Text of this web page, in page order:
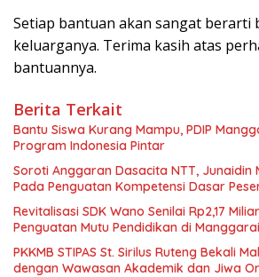
Setiap bantuan akan sangat berarti
keluarganya. Terima kasih atas
bantuannya.
Berita Terkait
Bantu Siswa Kurang Mampu, PDIP
Program Indonesia Pintar
Soroti Anggaran Dasacita NTT, Junaidin
Pada Penguatan Kompetensi Dasar
Revitalisasi SDK Wano Senilai Rp2,17
Penguatan Mutu Pendidikan di
PKKMB STIPAS St. Sirilus Ruteng Bekali
dengan Wawasan Akademik dan Jiwa